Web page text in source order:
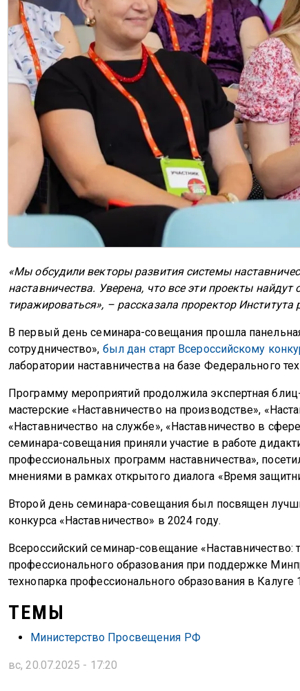
«Мы обсудили векторы развития системы
наставничества. Уверена, что все эти проекты
тиражироваться», – рассказала проректор
В первый день семинара-совещания прошла
сотрудничество», был дан старт Всероссийскому
лаборатории наставничества на базе Федерального
Программу мероприятий продолжила экспертная
мастерские «Наставничество на производстве»,
«Наставничество на службе», «Наставничество в
семинара-совещания приняли участие в работе
профессиональных программ наставничества»,
мнениями в рамках открытого диалога «Время
Второй день семинара-совещания был посвящен
конкурса «Наставничество» в 2024 году.
Всероссийский семинар-совещание «Наставничество:
профессионального образования при поддержке
технопарка профессионального образования в
ТЕМЫ
Министерство Просвещения РФ
вс, 20.07.2025 - 17:20